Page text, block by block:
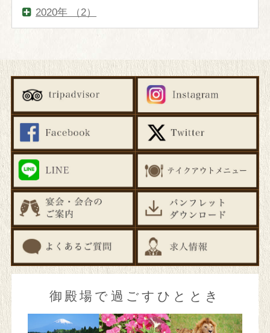
2020年 （2）
御殿場で過ごすひととき
求人情報
日本語
한국어
แบบไทย